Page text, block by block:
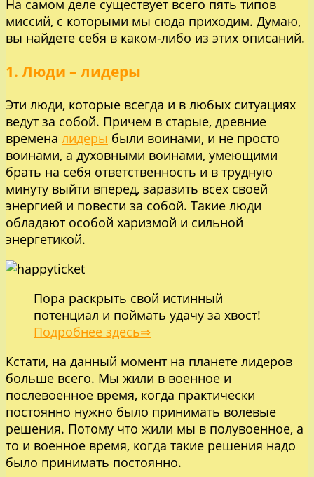
На самом деле существует всего пять типов
миссий, с которыми мы сюда приходим. Думаю,
вы найдете себя в каком-либо из этих описаний.
1. Люди – лидеры
Эти люди, которые всегда и в любых ситуациях
ведут за собой. Причем в старые, древние
времена лидеры были воинами, и не просто
воинами, а духовными воинами, умеющими
брать на себя ответственность и в трудную
минуту выйти вперед, заразить всех своей
энергией и повести за собой. Такие люди
обладают особой харизмой и сильной
энергетикой.
Пора раскрыть свой истинный
потенциал и поймать удачу за хвост!
Подробнее здесь⇒
Кстати, на данный момент на планете лидеров
больше всего. Мы жили в военное и
послевоенное время, когда практически
постоянно нужно было принимать волевые
решения. Потому что жили мы в полувоенное, а
то и военное время, когда такие решения надо
было принимать постоянно.